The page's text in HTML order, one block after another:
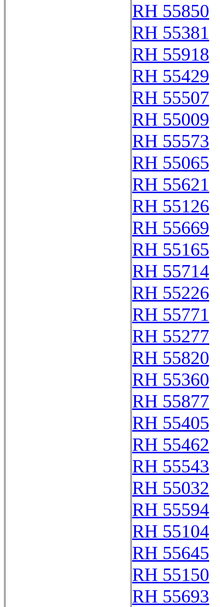
RH 55850
RH 55381
RH 55918
RH 55429
RH 55507
RH 55009
RH 55573
RH 55065
RH 55621
RH 55126
RH 55669
RH 55165
RH 55714
RH 55226
RH 55771
RH 55277
RH 55820
RH 55360
RH 55877
RH 55405
RH 55462
RH 55543
RH 55032
RH 55594
RH 55104
RH 55645
RH 55150
RH 55693